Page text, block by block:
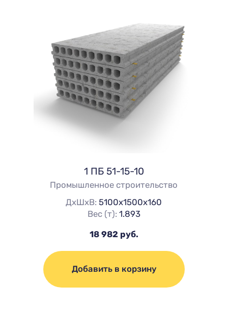
1 ПБ 51-15-10
Промышленное строительство
ДхШхВ:5100х1500х160
Вес (т): 1.893
18 982 руб.
Добавить в корзину